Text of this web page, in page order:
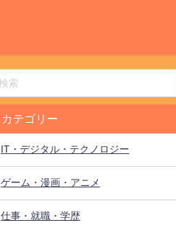
カテゴリー
IT・デジタル・テクノロジー
ゲーム・漫画・アニメ
仕事・就職・学歴